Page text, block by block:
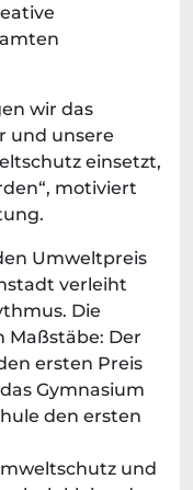
wir das
und unsere
einsetzt,
motiviert
Umweltpreis
verleiht
Die
Maßstäbe: Der
ersten Preis
Gymnasium
den ersten
und